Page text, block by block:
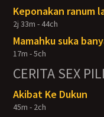
Keponakan ranum
2j 33m - 44ch
Mamahku suka
17m - 5ch
CERITA SEX
Akibat Ke Dukun
45m - 2ch